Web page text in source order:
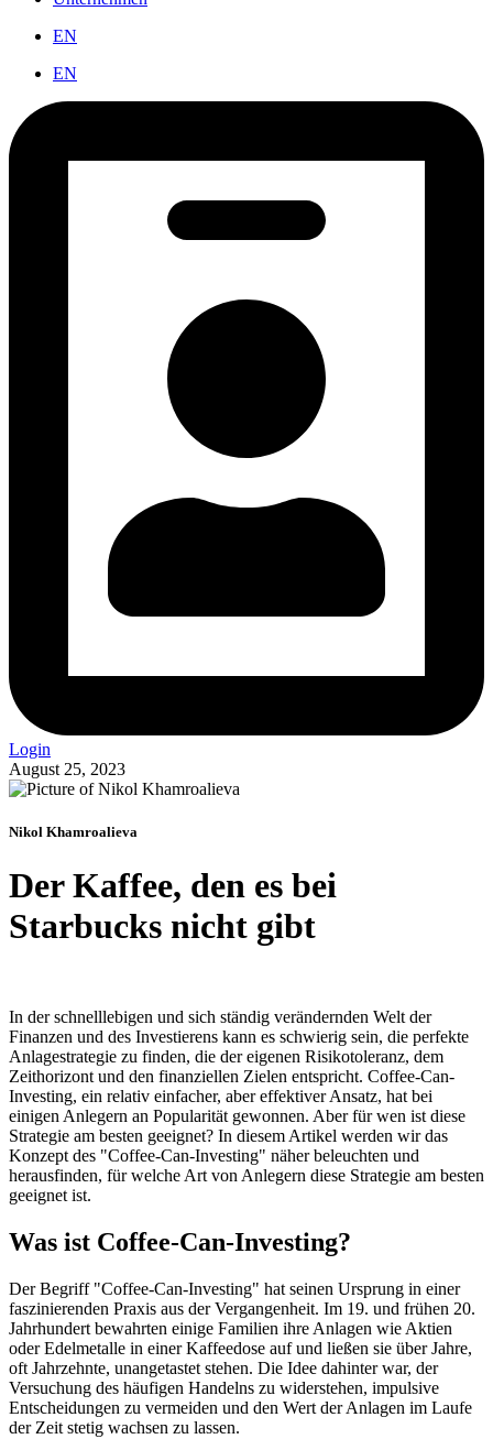
EN
EN
Login
August 25, 2023
Nikol Khamroalieva
Der Kaffee, den es bei
Starbucks nicht gibt
In der schnelllebigen und sich ständig verändernden Welt der
Finanzen und des Investierens kann es schwierig sein, die perfekte
Anlagestrategie zu finden, die der eigenen Risikotoleranz, dem
Zeithorizont und den finanziellen Zielen entspricht. Coffee-Can-
Investing, ein relativ einfacher, aber effektiver Ansatz, hat bei
einigen Anlegern an Popularität gewonnen. Aber für wen ist diese
Strategie am besten geeignet? In diesem Artikel werden wir das
Konzept des "Coffee-Can-Investing" näher beleuchten und
herausfinden, für welche Art von Anlegern diese Strategie am besten
geeignet ist.
Was ist Coffee-Can-Investing?
Der Begriff "Coffee-Can-Investing" hat seinen Ursprung in einer
faszinierenden Praxis aus der Vergangenheit. Im 19. und frühen 20.
Jahrhundert bewahrten einige Familien ihre Anlagen wie Aktien
oder Edelmetalle in einer Kaffeedose auf und ließen sie über Jahre,
oft Jahrzehnte, unangetastet stehen. Die Idee dahinter war, der
Versuchung des häufigen Handelns zu widerstehen, impulsive
Entscheidungen zu vermeiden und den Wert der Anlagen im Laufe
der Zeit stetig wachsen zu lassen.